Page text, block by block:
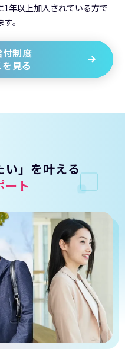
年以上加入されている方で
。
制度
見る
」を叶える
ート